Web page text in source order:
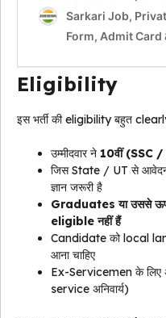
Eligibility
इस भर्ती की eligibility बहुत
उम्मीदवार ने 10वीं
जिस State / UT से
ज्ञान जरूरी है
Graduates या उससे
eligible नहीं हैं
Candidate को local
आना चाहिए
Ex-Servicemen के लिए
service अनिवार्य)